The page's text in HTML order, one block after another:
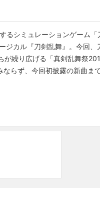
るシミュレーションゲーム
ジカル『刀剣乱舞』。今回
繰り広げる「真剣乱舞祭
らず、今回初披露の新曲ま